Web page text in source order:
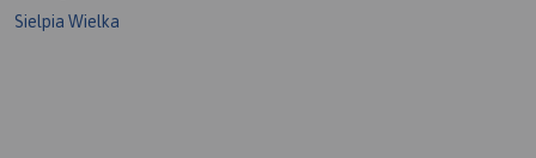
Sielpia Wielka